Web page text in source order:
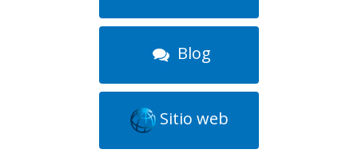
Blog
Sitio web